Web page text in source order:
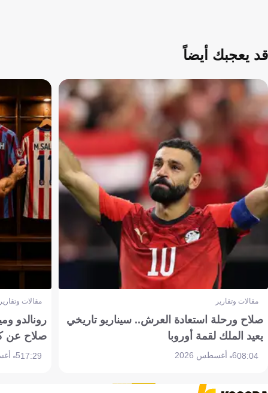
قد يعجبك أيضاً
مقالات وتقارير
صلاح ورحلة استعادة العرش.. سيناريو تاريخي
يعيد الملك لقمة أوروبا
08:046 أغسطس 2026
مقالات
رونالدو
صلاح عن
17:295 أغسطس 2026